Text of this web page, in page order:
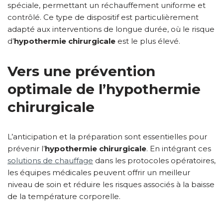
spéciale, permettant un réchauffement uniforme et
contrôlé. Ce type de dispositif est particulièrement
adapté aux interventions de longue durée, où le risque
d’hypothermie chirurgicale est le plus élevé.
Vers une prévention
optimale de l’hypothermie
chirurgicale
L’anticipation et la préparation sont essentielles pour
prévenir l’hypothermie chirurgicale. En intégrant ces
solutions de chauffage dans les protocoles opératoires,
les équipes médicales peuvent offrir un meilleur
niveau de soin et réduire les risques associés à la baisse
de la température corporelle.